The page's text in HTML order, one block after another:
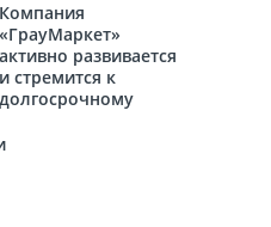
Компания
«ГрауМаркет»
активно развивается
и стремится к
долгосрочному
новыми